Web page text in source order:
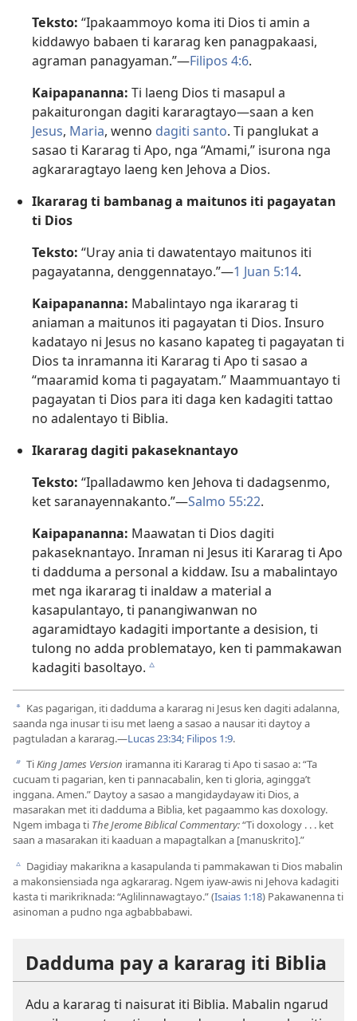
Teksto: “Ipakaammoyo koma iti Dios ti amin a
kiddawyo babaen ti kararag ken panagpakaasi,
agraman panagyaman.”—Filipos 4:6.
Kaipapananna: Ti laeng Dios ti masapul a
pakaiturongan dagiti kararagtayo—saan a ken
Jesus, Maria, wenno dagiti santo. Ti panglukat a
sasao ti Kararag ti Apo, nga “Amami,” isurona nga
agkararagtayo laeng ken Jehova a Dios.
Ikararag ti bambanag a maitunos iti pagayatan
ti Dios
Teksto: “Uray ania ti dawatentayo maitunos iti
pagayatanna, denggennatayo.”—1 Juan 5:14.
Kaipapananna: Mabalintayo nga ikararag ti
aniaman a maitunos iti pagayatan ti Dios. Insuro
kadatayo ni Jesus no kasano kapateg ti pagayatan ti
Dios ta inramanna iti Kararag ti Apo ti sasao a
“maaramid koma ti pagayatam.” Maammuantayo ti
pagayatan ti Dios para iti daga ken kadagiti tattao
no adalentayo ti Biblia.
Ikararag dagiti pakaseknantayo
Teksto: “Ipalladawmo ken Jehova ti dadagsenmo,
ket saranayennakanto.”—Salmo 55:22.
Kaipapananna: Maawatan ti Dios dagiti
pakaseknantayo. Inraman ni Jesus iti Kararag ti Apo
ti dadduma a personal a kiddaw. Isu a mabalintayo
met nga ikararag ti inaldaw a material a
kasapulantayo, ti panangiwanwan no
agaramidtayo kadagiti importante a desision, ti
tulong no adda problematayo, ken ti pammakawan
kadagiti basoltayo. c
a Kas pagarigan, iti dadduma a kararag ni Jesus ken dagiti adalanna,
saanda nga inusar ti isu met laeng a sasao a nausar iti daytoy a
pagtuladan a kararag.—Lucas 23:34; Filipos 1:9.
b TiKing James Version iramanna iti Kararag ti Apo ti sasao a: “Ta
cucuam ti pagarian, ken ti pannacabalin, ken ti gloria, agingga’t
inggana. Amen.” Daytoy a sasao a mangidaydayaw iti Dios, a
masarakan met iti dadduma a Biblia, ket pagaammo kas doxology.
Ngem imbaga ti The Jerome Biblical Commentary:“Ti doxology . . . ket
saan a masarakan iti kaaduan a mapagtalkan a [manuskrito].”
c Dagidiay makarikna a kasapulanda ti pammakawan ti Dios mabalin
a makonsiensiada nga agkararag. Ngem iyaw-awis ni Jehova kadagiti
kasta ti marikriknada: “Aglilinnawagtayo.” (Isaias 1:18) Pakawanenna ti
asinoman a pudno nga agbabbabawi.
Dadduma pay a kararag iti Biblia
Adu a kararag ti naisurat iti Biblia. Mabalin ngarud